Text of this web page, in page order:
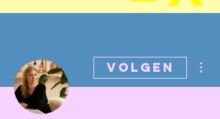
Volgen